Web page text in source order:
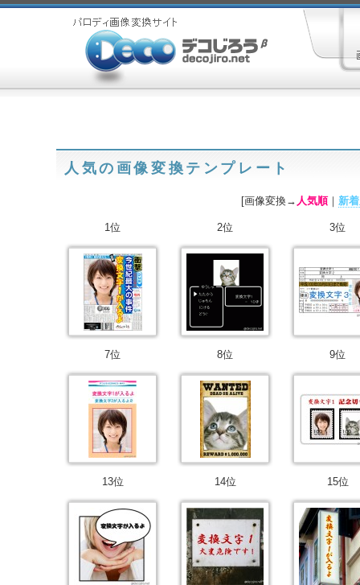
人気の画像変換テンプレート
[画像変換→ 人気順｜ 新
1位 2位 3位
7位 8位 9位
13位 14位 15位